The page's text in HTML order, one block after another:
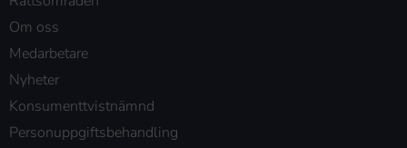
Om oss
Medarbetare
Nyheter
Konsumenttvistnämnd
Personuppgiftsbehandling